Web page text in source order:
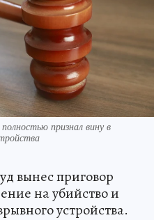
признал вину в
вынес приговор
на убийство и
устройства.